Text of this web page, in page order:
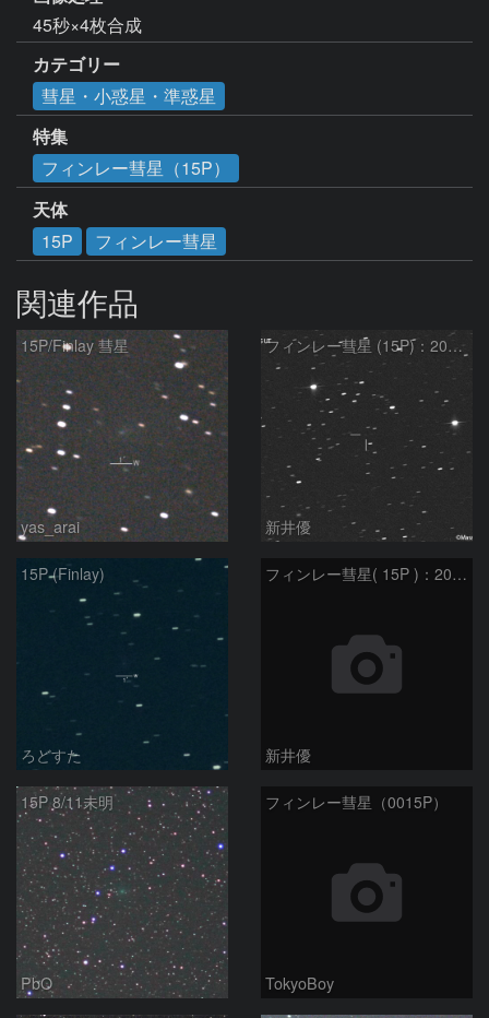
45秒×4枚合成
カテゴリー
彗星・小惑星・準惑星
特集
フィンレー彗星（15P）
天体
15P
フィンレー彗星
関連作品
15P/Finlay 彗星
yas_arai
フィンレー彗星 (15P)：2021/10/18
新井優
15P (Finlay)
ろどすた
フィンレー彗星( 15P )：2021/08/19
新井優
15P 8/11未明
PbO
フィンレー彗星（0015P）
TokyoBoy